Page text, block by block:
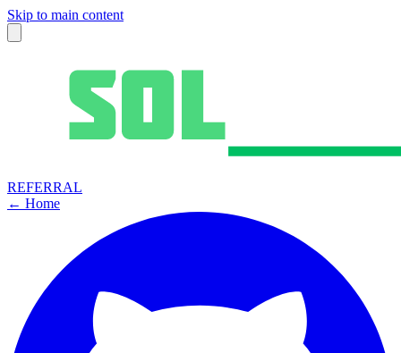
Skip to main content
REFERRAL
← Home